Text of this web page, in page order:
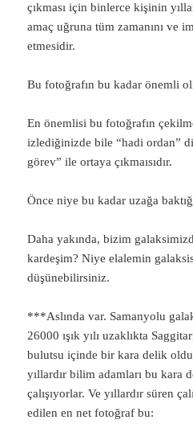
çıkması için binlerce kişinin
amaç uğruna tüm zamanını ve
etmesidir.
Bu fotoğrafın bu kadar önemli
En önemlisi bu fotoğrafın
izlediğinizde bile “hadi ordan”
görev” ile ortaya çıkmaısıdır.
Önce niye bu kadar uzağa
Daha yakında, bizim
kardeşim? Niye elalemin
düşünebilirsiniz.
***Aslında var. Samanyolu
26000 ışık yılı uzaklıkta
bulutsu içinde bir kara delik
yıllardır bilim adamları bu kara
çalışıyorlar. Ve yıllardır süren
edilen en net fotoğraf bu: